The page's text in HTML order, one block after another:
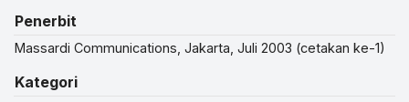
Penerbit
Massardi Communications, Jakarta, Juli 2003 (cetakan ke-1)
Kategori